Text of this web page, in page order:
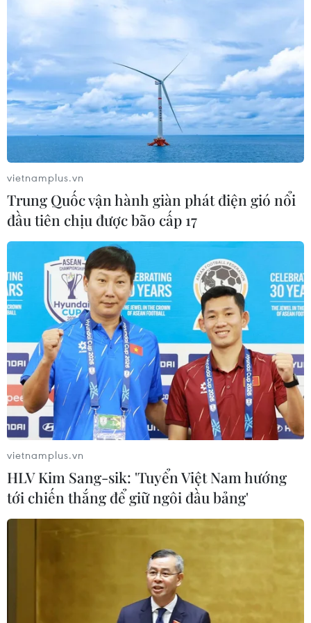
trong việc quản lý đầy đủ các nguồn thu, đối tượng nộp
thuế, xác định căn cứ tính thuế...
Thu thuế từ chuyển nhượng bất động sản
tăng hơn 96%
17/10/2022 04:28
Số thu thuế thu nhập từ chuyển nhượng bất động sản,
nhận thừa kế và nhận quà tặng là bất động sản lũy kế
8 tháng 2022 đạt hơn 26.860 tỷ đồng, tăng 96,4% so
với cùng kỳ năm 2021.
vietnamplus.vn
Trung Quốc vận hành giàn phát điện gió nổi
đầu tiên chịu được bão cấp 17
vietnamplus.vn
HLV Kim Sang-sik: 'Tuyển Việt Nam hướng
tới chiến thắng để giữ ngôi đầu bảng'